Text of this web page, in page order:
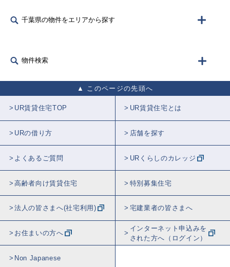
千葉県の物件をエリアから探す
物件検索
このページの先頭へ
UR賃貸住宅TOP UR賃貸住宅とは
URの借り方 店舗を探す
よくあるご質問 URくらしのカレッジ
高齢者向け賃貸住宅 特別募集住宅
法人の皆さまへ(社宅利用) 宅建業者の皆さまへ
お住まいの方へ
インターネット申込みを
された方へ（ログイン）
Non Japanese